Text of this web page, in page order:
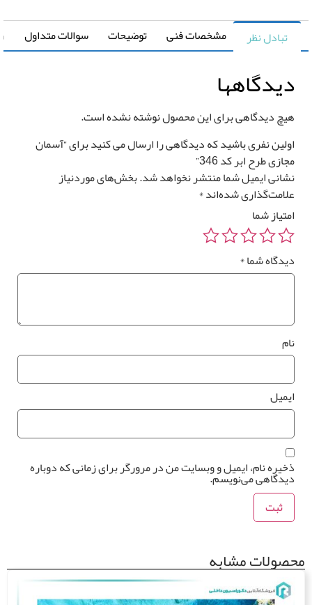
تبادل نظر مشخصات فنی توضیحات سوالات متداول
دیدگاهی برای این محصول نوشته نشده است.
نفری باشید که دیدگاهی را ارسال می کنید برای “آسمان
طرح ابر کد 346”
ایمیل شما منتشر نخواهد شد.بخش‌های موردنیاز
شده‌اند*
شما
شما*
نام، ایمیل و وبسایت من در مرورگر برای زمانی که دوباره
می‌نویسم.
مشابه